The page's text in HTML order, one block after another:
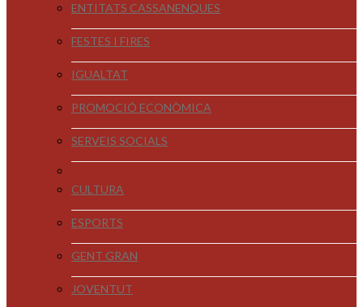
ENTITATS CASSANENQUES
FESTES I FIRES
IGUALTAT
PROMOCIÓ ECONÒMICA
SERVEIS SOCIALS
CULTURA
ESPORTS
GENT GRAN
JOVENTUT